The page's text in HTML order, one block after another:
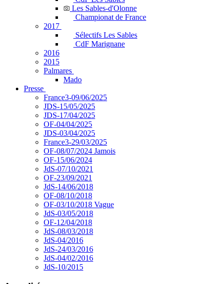
Les Sables-d'Olonne
Championat de France
2017
Sélectifs Les Sables
CdF Marignane
2016
2015
Palmares
Mado
Presse
France3-09/06/2025
JDS-15/05/2025
JDS-17/04/2025
OF-04/04/2025
JDS-03/04/2025
France3-29/03/2025
OF-08/07/2024 Jamois
OF-15/06/2024
JdS-07/10/2021
OF-23/09/2021
JdS-14/06/2018
OF-08/10/2018
OF-03/10/2018 Vague
JdS-03/05/2018
OF-12/04/2018
JdS-08/03/2018
JdS-04/2016
JdS-24/03/2016
JdS-04/02/2016
JdS-10/2015